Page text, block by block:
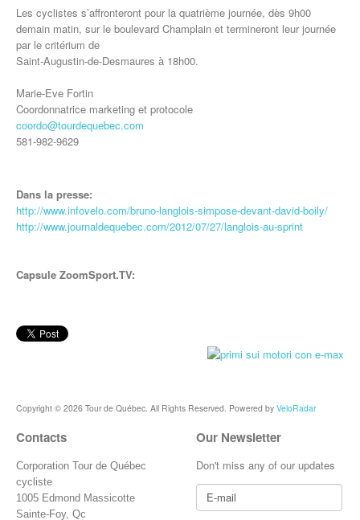
Les cyclistes s’affronteront pour la quatrième journée, dès 9h00
demain matin, sur le boulevard Champlain et termineront leur journée
par le critérium de
Saint-Augustin-de-Desmaures à 18h00.
Marie-Eve Fortin
Coordonnatrice marketing et protocole
coordo@tourdequebec.com
581-982-9629
Dans la presse:
http://www.infovelo.com/bruno-langlois-simpose-devant-david-boily/
http://www.journaldequebec.com/2012/07/27/langlois-au-sprint
Capsule ZoomSport.TV:
Copyright © 2026 Tour de Québec. All Rights Reserved. Powered by VeloRadar
Contacts
Corporation Tour de Québec
cycliste
1005 Edmond Massicotte
Sainte-Foy, Qc
Our Newsletter
Don't miss any of our updates